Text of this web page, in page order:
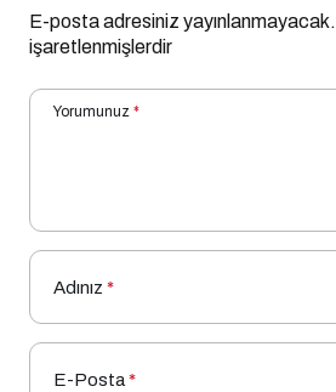
E-posta adresiniz yayınlanmayacak.
işaretlenmişlerdir
Yorumunuz *
Adınız *
E-Posta*